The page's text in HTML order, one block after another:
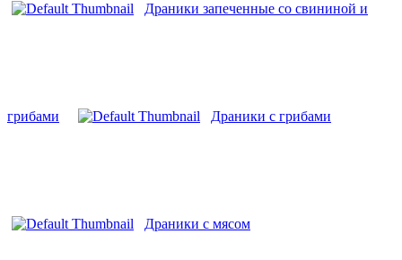
Драники запеченные со свининой и
грибами Драники с грибами
Драники с мясом